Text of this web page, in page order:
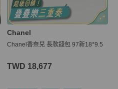
Chanel
Chanel香奈兒 長款錢包 97新18*9.5
TWD 18,677